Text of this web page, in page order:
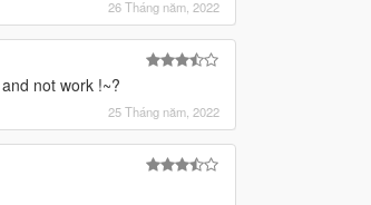
26 Tháng năm, 2022
not work !~?
25 Tháng năm, 2022